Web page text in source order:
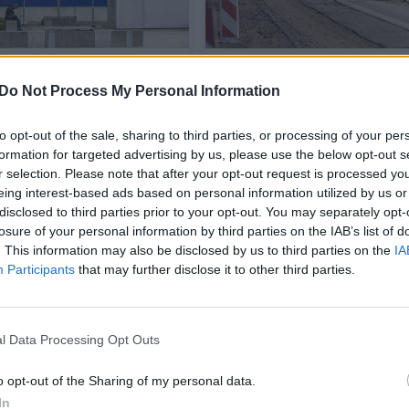
Do Not Process My Personal Information
opt-out of the sale, sharing to third parties, or processing of your
for targeted advertising by us, please use the below opt-out
selection. Please note that after your opt-out request is processed
interest-based ads based on personal information utilized by us
to third parties prior to your opt-out. You may separately
of your personal information by third parties on the IAB’s list of
This information may also be disclosed by us to third parties on the
Participants that may further disclose it to other third parties.
Data Processing Opt Outs
opt-out of the Sharing of my personal data.
jos nebenaudoti ir
2025-06-11
kelyje į Molėtus: „Vėl
šviesoforai“
Auto
6